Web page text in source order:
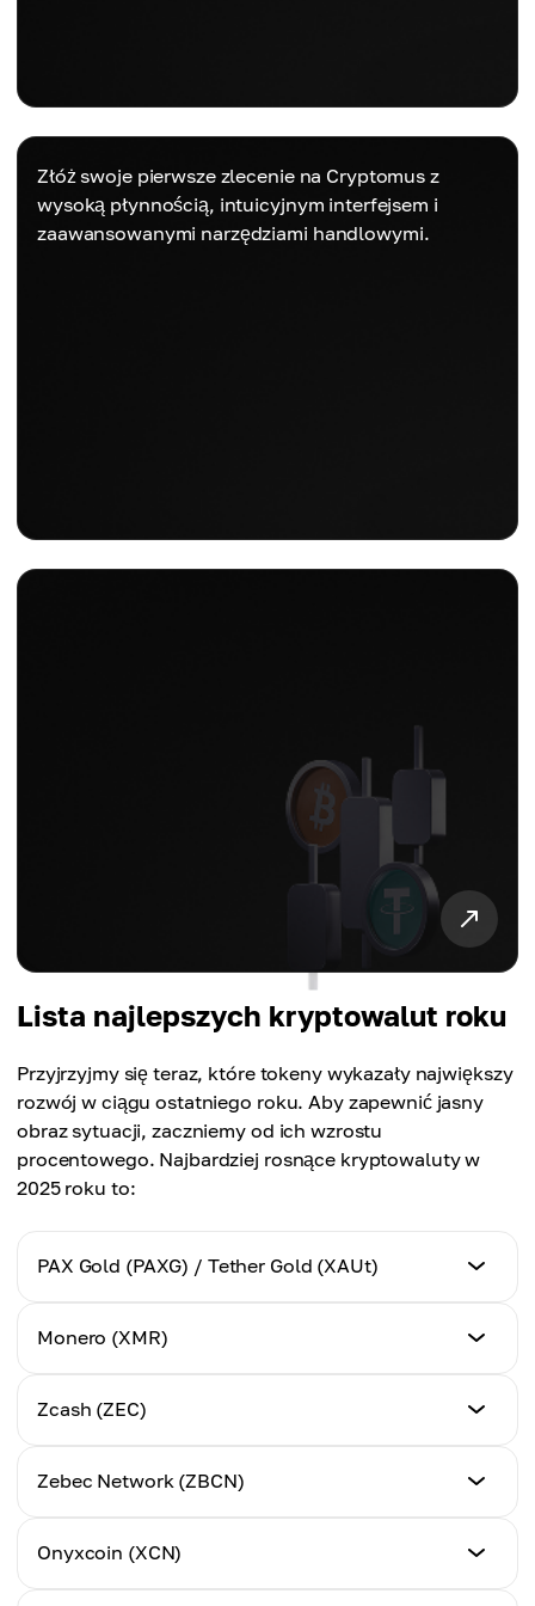
Złóż swoje pierwsze zlecenie na Cryptomus z
wysoką płynnością, intuicyjnym interfejsem i
zaawansowanymi narzędziami handlowymi.
Lista najlepszych kryptowalut roku
Przyjrzyjmy się teraz, które tokeny wykazały największy
rozwój w ciągu ostatniego roku. Aby zapewnić jasny
obraz sytuacji, zaczniemy od ich wzrostu
procentowego. Najbardziej rosnące kryptowaluty w
2025 roku to:
PAX Gold (PAXG) / Tether Gold (XAUt)
Cena 1 stycznia 2025 (USD)
Cena 1 stycznia 2026 (USD)
Monero (XMR)
Cena 1 stycznia 2025 (USD)
Cena 1 stycznia 2026 (USD)
Zcash (ZEC)
Cena 1 stycznia 2025 (USD)
Cena 1 stycznia 2026 (USD)
Zebec Network (ZBCN)
Cena 1 stycznia 2025 (USD)
Onyxcoin (XCN)